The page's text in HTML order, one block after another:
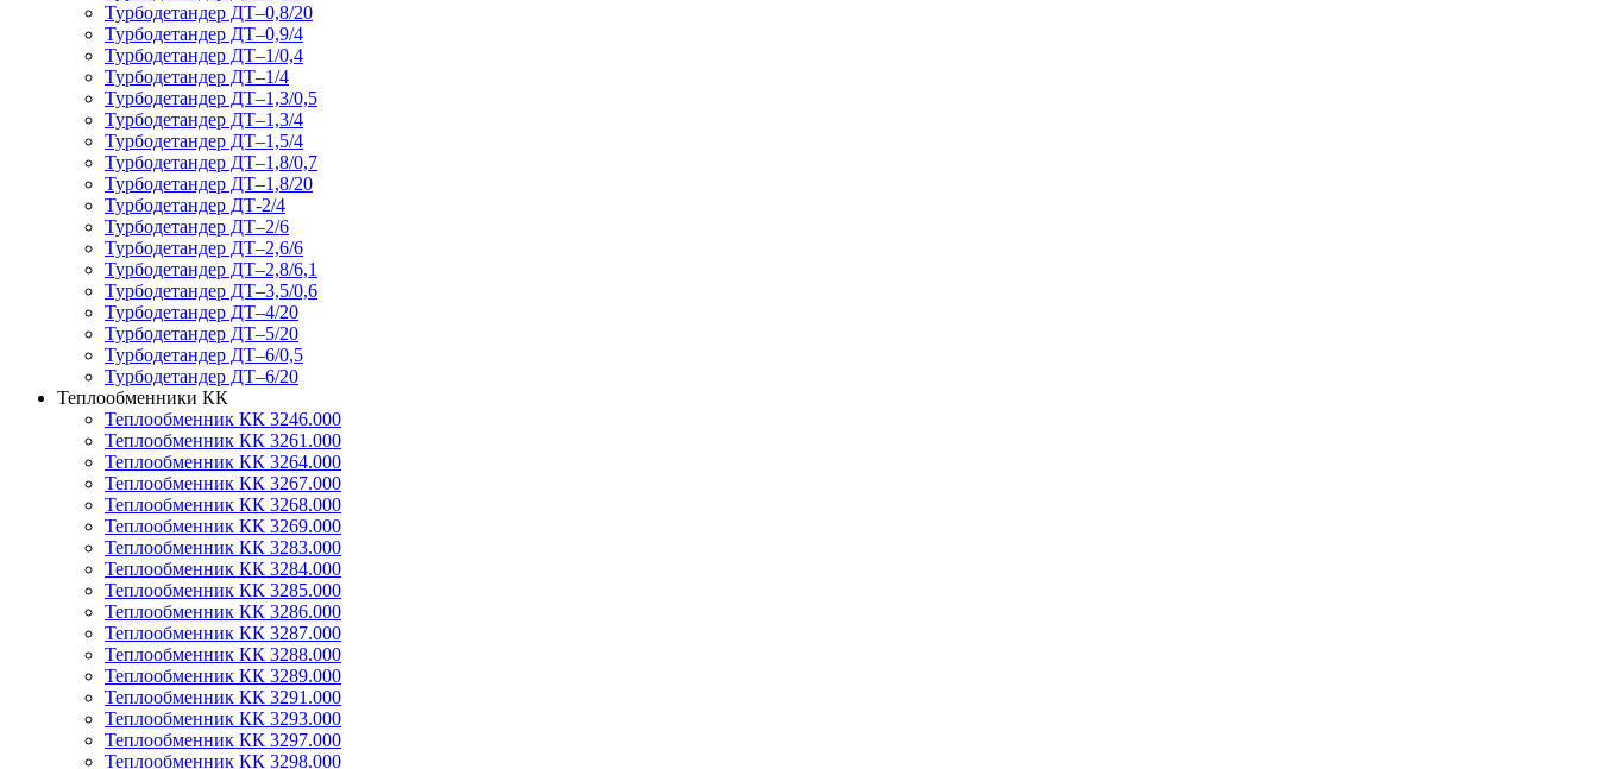
Турбодетандер ДТ–0,8/20
Турбодетандер ДТ–0,9/4
Турбодетандер ДТ–1/0,4
Турбодетандер ДТ–1/4
Турбодетандер ДТ–1,3/0,5
Турбодетандер ДТ–1,3/4
Турбодетандер ДТ–1,5/4
Турбодетандер ДТ–1,8/0,7
Турбодетандер ДТ–1,8/20
Турбодетандер ДТ-2/4
Турбодетандер ДТ–2/6
Турбодетандер ДТ–2,6/6
Турбодетандер ДТ–2,8/6,1
Турбодетандер ДТ–3,5/0,6
Турбодетандер ДТ–4/20
Турбодетандер ДТ–5/20
Турбодетандер ДТ–6/0,5
Турбодетандер ДТ–6/20
Теплообменники КК
Теплообменник КК 3246.000
Теплообменник КК 3261.000
Теплообменник КК 3264.000
Теплообменник КК 3267.000
Теплообменник КК 3268.000
Теплообменник КК 3269.000
Теплообменник КК 3283.000
Теплообменник КК 3284.000
Теплообменник КК 3285.000
Теплообменник КК 3286.000
Теплообменник КК 3287.000
Теплообменник КК 3288.000
Теплообменник КК 3289.000
Теплообменник КК 3291.000
Теплообменник КК 3293.000
Теплообменник КК 3297.000
Теплообменник КК 3298.000